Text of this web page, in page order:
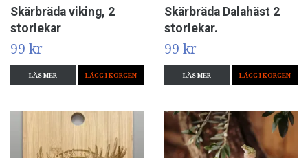
Skärbräda viking, 2
storlekar
99 kr
LÄS MER LÄGG I KORGEN
Skärbräda Dalahäst 2
storlekar.
99 kr
LÄS MER LÄGG I KORGEN